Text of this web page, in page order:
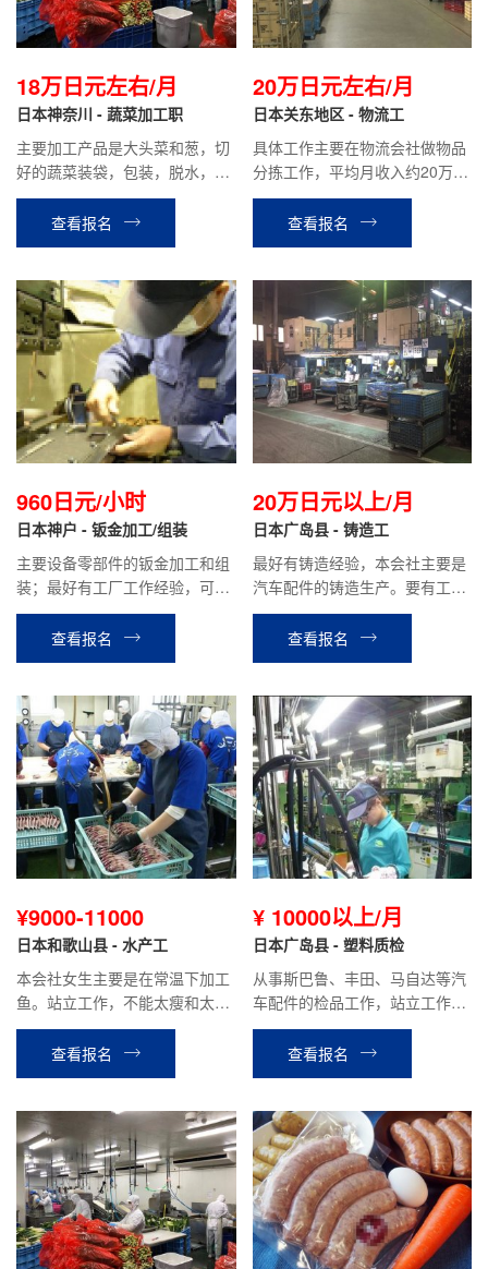
18万日元左右/月
日本神奈川 - 蔬菜加工职
主要加工产品是大头菜和葱，切
好的蔬菜装袋，包装，脱水，出
货等工作，最好有工厂工作经
查看报名
20万日元左右/月
日本关东地区 - 物流工
具体工作主要在物流会社做物品
分拣工作，平均月收入约20万日
元左右
查看报名
960日元/小时
日本神户 - 钣金加工/组装
主要设备零部件的钣金加工和组
装；最好有工厂工作经验，可以
胜任站立工作。
查看报名
20万日元以上/月
日本广岛县 - 铸造工
最好有铸造经验，本会社主要是
汽车配件的铸造生产。要有工厂
工作经验。
查看报名
¥9000-11000
日本和歌山县 - 水产工
本会社女生主要是在常温下加工
鱼。站立工作，不能太瘦和太
胖，需要有耐力，患有颈椎、腰
疼等关节病，慢性病的不可以。
贫血，头晕，癫痫，色盲不可
查看报名
¥ 10000以上/月
日本广岛县 - 塑料质检
从事斯巴鲁、丰田、马自达等汽
车配件的检品工作，站立工作，
能适应上夜班，需要有耐力，手
指灵巧，健康
查看报名